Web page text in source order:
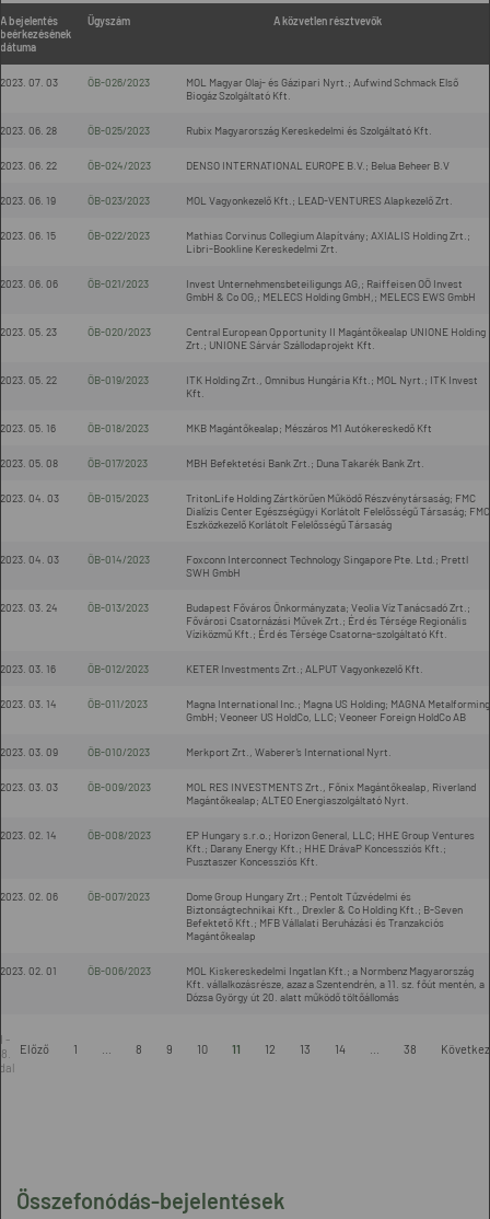
Összefonódás-bejelentések
A bejelentés
beérkezésének
dátuma
Ügyszám A közvetlen résztvevők
2023. 07. 03 ÖB-026/2023
MOL Magyar Olaj- és Gázipari Nyrt.; Aufwind Schmack Első
Biogáz Szolgáltató Kft.
2023. 06. 28 ÖB-025/2023 Rubix Magyarország Kereskedelmi és Szolgáltató Kft.
2023. 06. 22 ÖB-024/2023 DENSO INTERNATIONAL EUROPE B.V.; Belua Beheer B.V
2023. 06. 19 ÖB-023/2023 MOL Vagyonkezelő Kft.; LEAD-VENTURES Alapkezelő Zrt.
2023. 06. 15 ÖB-022/2023
Mathias Corvinus Collegium Alapítvány; AXIALIS Holding Zrt.;
Libri-Bookline Kereskedelmi Zrt.
2023. 06. 06 ÖB-021/2023
Invest Unternehmensbeteiligungs AG,; Raiffeisen OÖ Invest
GmbH & Co OG,; MELECS Holding GmbH,; MELECS EWS GmbH
2023. 05. 23 ÖB-020/2023
Central European Opportunity II Magántőkealap UNIONE Holding
Zrt.; UNIONE Sárvár Szállodaprojekt Kft.
2023. 05. 22 ÖB-019/2023
ITK Holding Zrt., Omnibus Hungária Kft.; MOL Nyrt.; ITK Invest
Kft.
2023. 05. 16 ÖB-018/2023 MKB Magántőkealap; Mészáros M1 Autókereskedő Kft
2023. 05. 08 ÖB-017/2023 MBH Befektetési Bank Zrt.; Duna Takarék Bank Zrt.
2023. 04. 03 ÖB-015/2023
TritonLife Holding Zártkörűen Működő Részvénytársaság; FMC
Dialízis Center Egészségügyi Korlátolt Felelősségű Társaság; FMC
Eszközkezelő Korlátolt Felelősségű Társaság
2023. 04. 03 ÖB-014/2023
Foxconn Interconnect Technology Singapore Pte. Ltd.; Prettl
SWH GmbH
2023. 03. 24 ÖB-013/2023
Budapest Főváros Önkormányzata; Veolia Víz Tanácsadó Zrt.;
Fővárosi Csatornázási Művek Zrt.; Érd és Térsége Regionális
Víziközmű Kft.; Érd és Térsége Csatorna-szolgáltató Kft.
2023. 03. 16 ÖB-012/2023 KETER Investments Zrt.; ALPUT Vagyonkezelő Kft.
2023. 03. 14 ÖB-011/2023
Magna International Inc.; Magna US Holding; MAGNA Metalforming
GmbH; Veoneer US HoldCo, LLC; Veoneer Foreign HoldCo AB
2023. 03. 09 ÖB-010/2023 Merkport Zrt., Waberer’s International Nyrt.
2023. 03. 03 ÖB-009/2023
MOL RES INVESTMENTS Zrt., Főnix Magántőkealap, Riverland
Magántőkealap; ALTEO Energiaszolgáltató Nyrt.
2023. 02. 14 ÖB-008/2023
EP Hungary s.r.o.; Horizon General, LLC; HHE Group Ventures
Kft.; Darany Energy Kft.; HHE DrávaP Koncessziós Kft.;
Pusztaszer Koncessziós Kft.
2023. 02. 06 ÖB-007/2023
Dome Group Hungary Zrt.; Pentolt Tűzvédelmi és
Biztonságtechnikai Kft., Drexler & Co Holding Kft.; B-Seven
Befektető Kft.; MFB Vállalati Beruházási és Tranzakciós
Magántőkealap
2023. 02. 01 ÖB-006/2023
MOL Kiskereskedelmi Ingatlan Kft.; a Normbenz Magyarország
Kft. vállalkozásrésze, azaz a Szentendrén, a 11. sz. főút mentén, a
Dózsa György út 20. alatt működő töltőállomás
-
Előző 1 8 9 10 11 12 13 14 38